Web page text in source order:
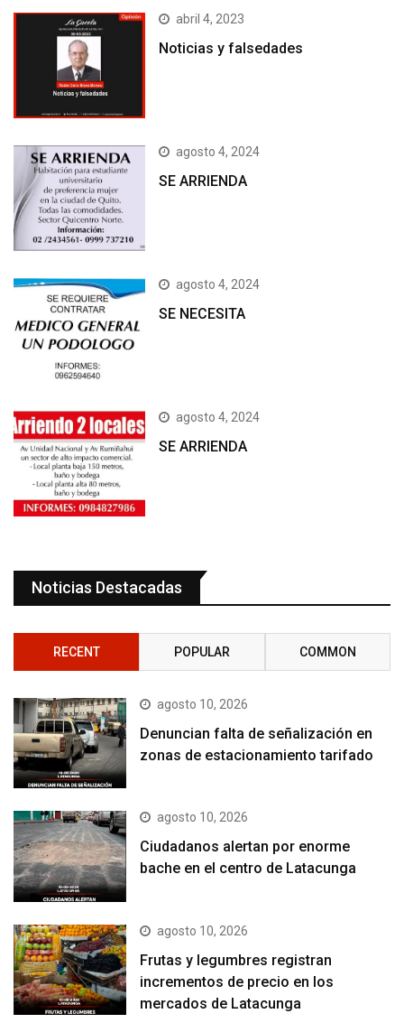
abril 4, 2023
Noticias y falsedades
agosto 4, 2024
SE ARRIENDA
agosto 4, 2024
SE NECESITA
agosto 4, 2024
SE ARRIENDA
Noticias Destacadas
RECENT POPULAR COMMON
agosto 10, 2026
Denuncian falta de señalización en
zonas de estacionamiento tarifado
agosto 10, 2026
Ciudadanos alertan por enorme
bache en el centro de Latacunga
agosto 10, 2026
Frutas y legumbres registran
incrementos de precio en los
mercados de Latacunga